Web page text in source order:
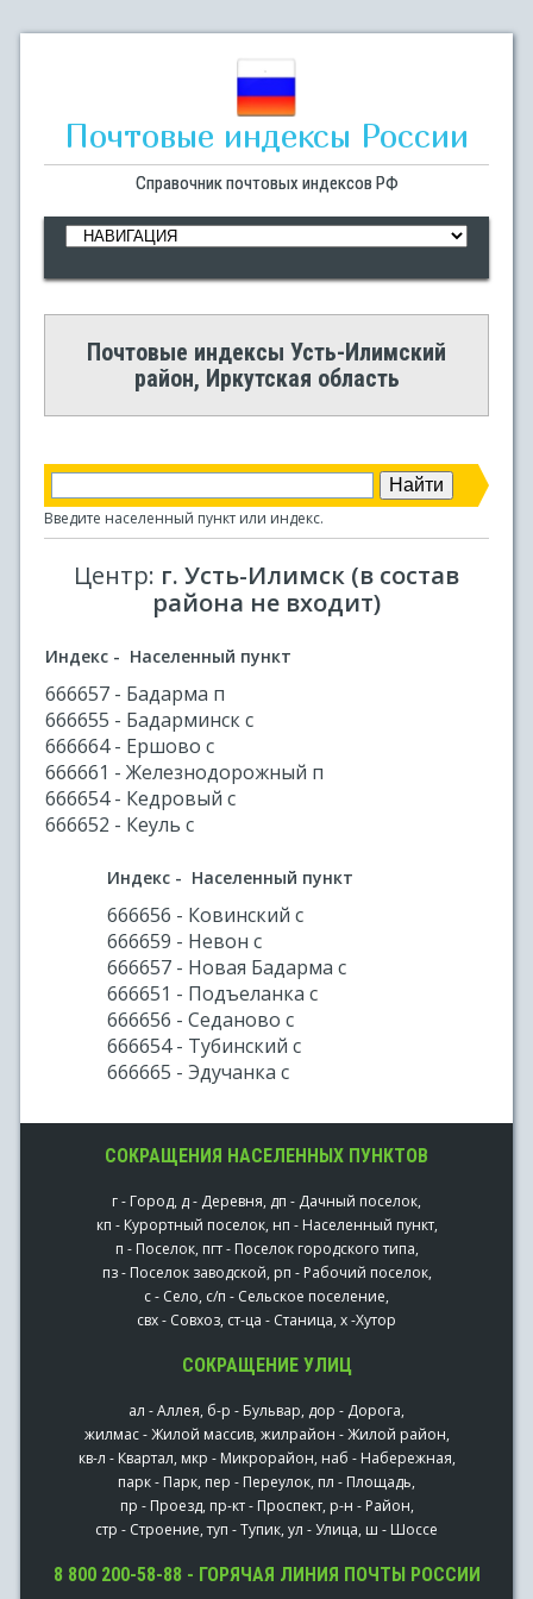
Почтовые индексы России
Справочник почтовых индексов РФ
Почтовые индексы Усть-Илимский
район, Иркутская область
Введите населенный пункт или индекс.
Центр: г. Усть-Илимск (в состав
района не входит)
Индекс - Населенный пункт
666657 - Бадарма п
666655 - Бадарминск с
666664 - Ершово с
666661 - Железнодорожный п
666654 - Кедровый с
666652 - Кеуль с
Индекс - Населенный пункт
666656 - Ковинский с
666659 - Невон с
666657 - Новая Бадарма с
666651 - Подъеланка с
666656 - Седаново с
666654 - Тубинский с
666665 - Эдучанка с
СОКРАЩЕНИЯ НАСЕЛЕННЫХ ПУНКТОВ
г - Город, д - Деревня, дп - Дачный поселок,
кп - Курортный поселок, нп - Населенный пункт,
п - Поселок, пгт - Поселок городского типа,
пз - Поселок заводской, рп - Рабочий поселок,
с - Село, с/п - Сельское поселение,
свх - Совхоз, ст-ца - Станица, х -Хутор
СОКРАЩЕНИЕ УЛИЦ
ал - Аллея, б-р - Бульвар, дор - Дорога,
жилмас - Жилой массив, жилрайон - Жилой район,
кв-л - Квартал, мкр - Микрорайон, наб - Набережная,
парк - Парк, пер - Переулок, пл - Площадь,
пр - Проезд, пр-кт - Проспект, р-н - Район,
стр - Строение, туп - Тупик, ул - Улица, ш - Шоссе
8 800 200-58-88 - ГОРЯЧАЯ ЛИНИЯ ПОЧТЫ РОССИИ